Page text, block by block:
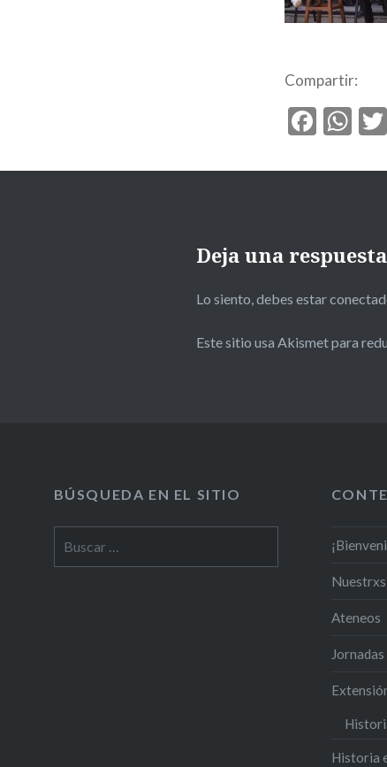
Compartir:
Deja una respuesta
Lo siento, debes estar
Este sitio usa Akismet para
BÚSQUEDA EN EL SITIO
Ateneos
Historia